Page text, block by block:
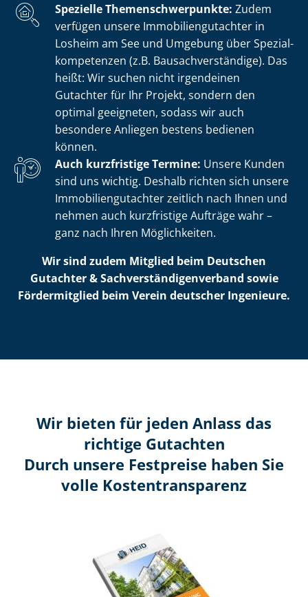
Spezielle The­men­schwer­punk­te: Zudem
verfügen unsere Im­mo­bi­li­en­gut­ach­ter in
Losheim am See und Umgebung über Spe­zi­al­
kom­pe­ten­zen (z.B. Bau­sach­ver­stän­di­ge). Das
heißt: Wir suchen nicht irgendeinen
Gutachter für Ihr Projekt, sondern den
optimal geeigneten, sodass wir auch
besondere Anliegen bestens bedienen
können.
Auch kurzfristige Termine: Unsere Kunden
sind uns wichtig. Deshalb richten sich unsere
Im­mo­bi­li­en­gut­ach­ter zeitlich nach Ihnen und
nehmen auch kurzfristige Aufträge wahr –
ganz nach Ihren Möglichkeiten.
Wir sind zudem Mitglied beim Deutschen
Gutachter & Sach­ver­stän­di­gen­ver­band sowie
Fördermitglied beim Verein deutscher Ingenieure.
Wir bieten für jeden Anlass das
richtige Gutachten
Durch unsere Festpreise haben Sie
volle Kosten­transparenz